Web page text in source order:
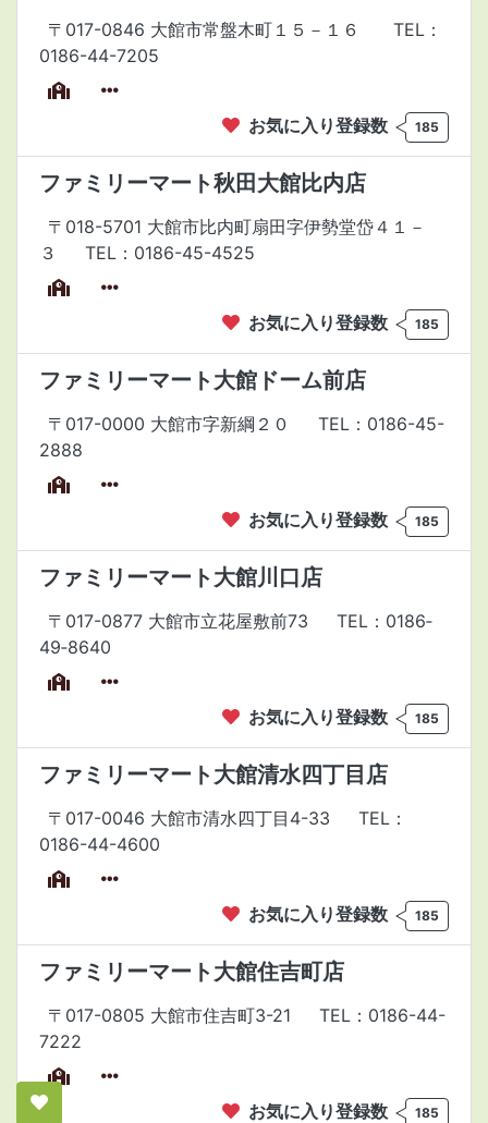
〒017-0846 大館市常盤木町１５－１６
TEL：
0186-44-7205
お気に入り登録数 185
ファミリーマート秋田大館比内店
〒018-5701 大館市比内町扇田字伊勢堂岱４１－
３
TEL：0186-45-4525
お気に入り登録数 185
ファミリーマート大館ドーム前店
〒017-0000 大館市字新綱２０
TEL：0186-45-
2888
お気に入り登録数 185
ファミリーマート大館川口店
〒017-0877 大館市立花屋敷前73
TEL：0186‐
49‐8640
お気に入り登録数 185
ファミリーマート大館清水四丁目店
〒017-0046 大館市清水四丁目4-33
TEL：
0186-44-4600
お気に入り登録数 185
ファミリーマート大館住吉町店
〒017-0805 大館市住吉町3-21
TEL：0186-44-
7222
お気に入り登録数 185